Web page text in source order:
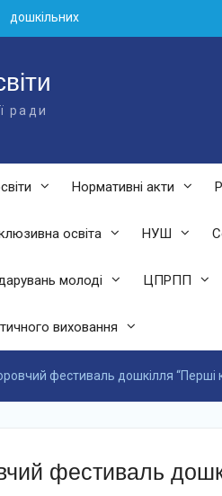
01.08.2026
ради
Нормативні акти
освіта НУШ
молоді ЦПРПП
виховання
фестиваль дошкілля “Перші
фестиваль